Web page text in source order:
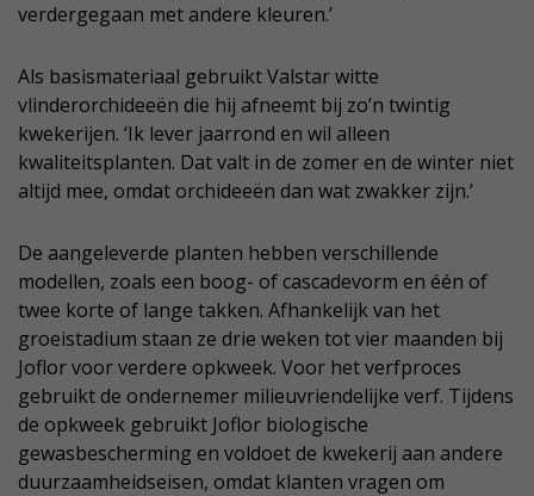
verdergegaan met andere kleuren.’
Als basismateriaal gebruikt Valstar witte
vlinderorchideeën die hij afneemt bij zo’n twintig
kwekerijen. ‘Ik lever jaarrond en wil alleen
kwaliteitsplanten. Dat valt in de zomer en de winter niet
altijd mee, omdat orchideeën dan wat zwakker zijn.’
De aangeleverde planten hebben verschillende
modellen, zoals een boog- of cascadevorm en één of
twee korte of lange takken. Afhankelijk van het
groeistadium staan ze drie weken tot vier maanden bij
Joflor voor verdere opkweek. Voor het verfproces
gebruikt de ondernemer milieuvriendelijke verf. Tijdens
de opkweek gebruikt Joflor biologische
gewasbescherming en voldoet de kwekerij aan andere
duurzaamheidseisen, omdat klanten vragen om